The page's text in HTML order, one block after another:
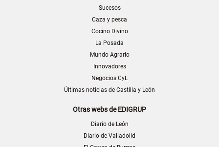
Sucesos
Caza y pesca
Cocino Divino
La Posada
Mundo Agrario
Innovadores
Negocios CyL
Últimas noticias de Castilla y León
Otras webs de EDIGRUP
Diario de León
Diario de Valladolid